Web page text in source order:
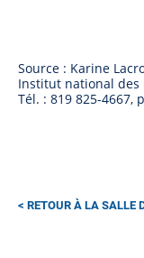
Source : Karine
Institut national des
Tél. : 819 825-4667,
RETOUR À LA SALLE